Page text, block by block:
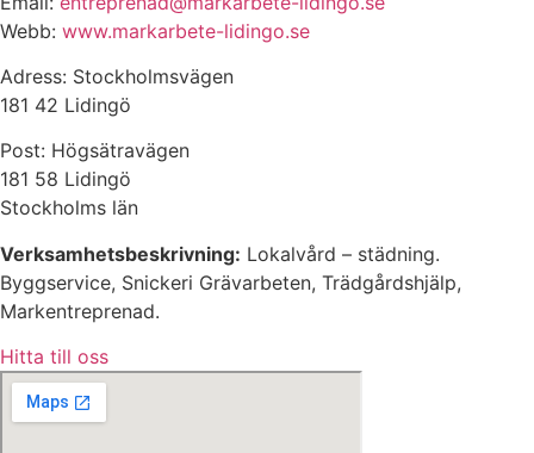
Webb: www.markarbete-lidingo.se
Adress: Stockholmsvägen
181 42 Lidingö
Post: Högsätravägen
181 58 Lidingö
Stockholms län
Verksamhetsbeskrivning: Lokalvård – städning.
Byggservice, Snickeri Grävarbeten, Trädgårdshjälp,
Markentreprenad.
Hitta till oss